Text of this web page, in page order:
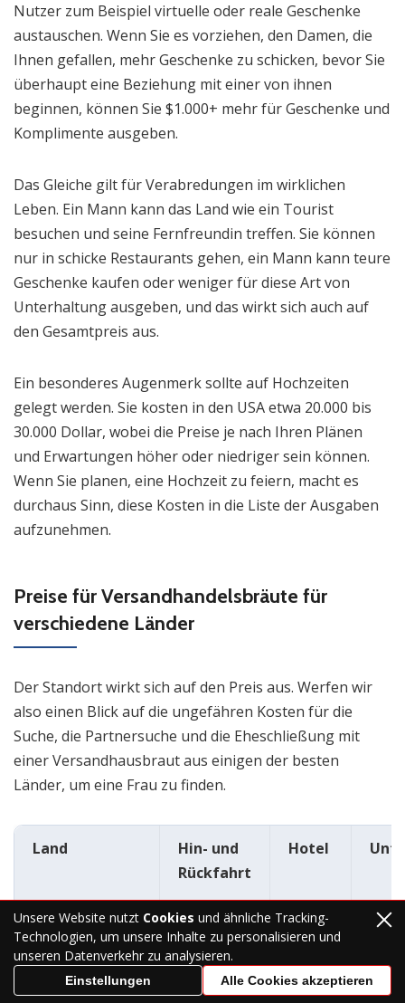
Nutzer zum Beispiel virtuelle oder reale Geschenke
austauschen. Wenn Sie es vorziehen, den Damen, die
Ihnen gefallen, mehr Geschenke zu schicken, bevor Sie
überhaupt eine Beziehung mit einer von ihnen
beginnen, können Sie $1.000+ mehr für Geschenke und
Komplimente ausgeben.
Das Gleiche gilt für Verabredungen im wirklichen
Leben. Ein Mann kann das Land wie ein Tourist
besuchen und seine Fernfreundin treffen. Sie können
nur in schicke Restaurants gehen, ein Mann kann teure
Geschenke kaufen oder weniger für diese Art von
Unterhaltung ausgeben, und das wirkt sich auch auf
den Gesamtpreis aus.
Ein besonderes Augenmerk sollte auf Hochzeiten
gelegt werden. Sie kosten in den USA etwa 20.000 bis
30.000 Dollar, wobei die Preise je nach Ihren Plänen
und Erwartungen höher oder niedriger sein können.
Wenn Sie planen, eine Hochzeit zu feiern, macht es
durchaus Sinn, diese Kosten in die Liste der Ausgaben
aufzunehmen.
Preise für Versandhandelsbräute für
verschiedene Länder
Der Standort wirkt sich auf den Preis aus. Werfen wir
also einen Blick auf die ungefähren Kosten für die
Suche, die Partnersuche und die Eheschließung mit
einer Versandhausbraut aus einigen der besten
Länder, um eine Frau zu finden.
Land
Hin- und
Rückfahrt
Hotel
Ukraine $800 $500
Die Philippinen $1,800 $500 $300
Unsere Website nutzt Cookies und ähnliche Tracking-
Technologien, um unsere Inhalte zu personalisieren und
unseren Datenverkehr zu analysieren.
Einstellungen Alle Cookies akzeptieren